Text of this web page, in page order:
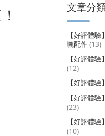
文章分
【好評體
曬配件 (13)
【好評體
(12)
【好評體
【好評體
(23)
【好評體
(10)